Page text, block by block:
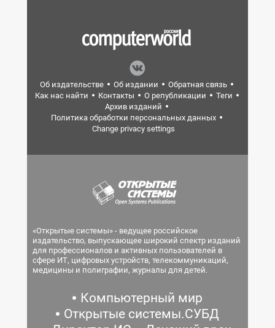
Об издательстве Об издании
Обратная связь
Как нас найти
Контакты О републикации
Теги
Архив изданий
Политика обработки персональных данных
Change privacy settings
«Открытые системы» - ведущее российское
издательство, выпускающее широкий спектр изданий
для профессионалов и активных пользователей в
сфере ИТ, цифровых устройств, телекоммуникаций,
медицины и полиграфии, журналы для детей.
Компьютерный мир
Открытые системы.СУБД